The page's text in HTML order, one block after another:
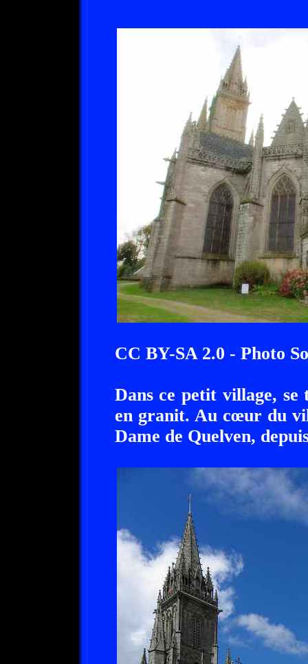
CC BY-SA 2.0 - Photo
Dans ce petit village, se
en granit. Au cœur du
Dame de Quelven,